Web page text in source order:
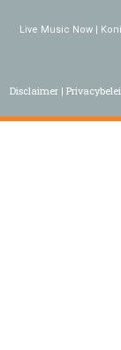
Live Music Now |
Disclaimer